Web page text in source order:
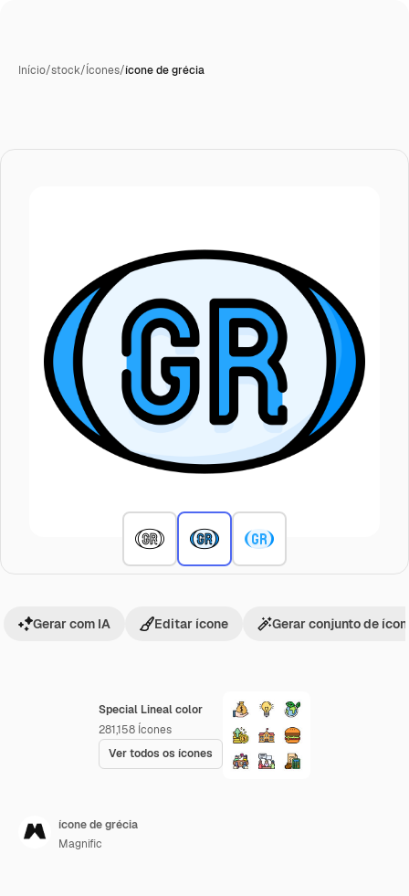
Início/stock/Ícones/ícone de grécia
Special Lineal color
281,158 Ícones
Ver todos os ícones
Gerar com IA Editar ícone Gerar conjunto de
ícone de grécia
Magnific